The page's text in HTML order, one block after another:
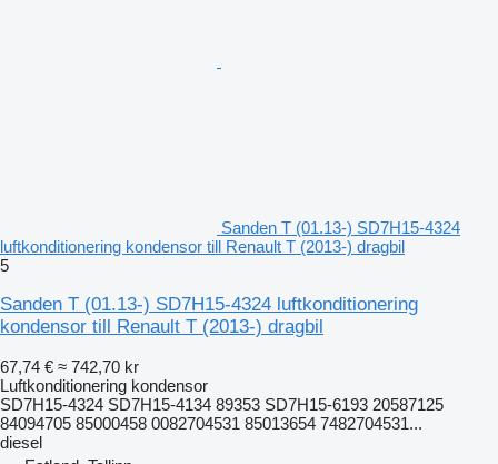
Sanden T (01.13-) SD7H15-4324
luftkonditionering kondensor till Renault T (2013-) dragbil
5
Sanden T (01.13-) SD7H15-4324 luftkonditionering
kondensor till Renault T (2013-) dragbil
67,74 € ≈ 742,70 kr
Luftkonditionering kondensor
SD7H15-4324 SD7H15-4134 89353 SD7H15-6193 20587125
84094705 85000458 0082704531 85013654 7482704531...
diesel